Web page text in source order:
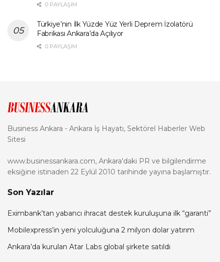
0 PAYLAŞIM
Türkiye’nin İlk Yüzde Yüz Yerli Deprem İzolatörü
Fabrikası Ankara’da Açılıyor
0 PAYLAŞIM
Business Ankara - Ankara İş Hayatı, Sektörel Haberler Web
Sitesi
www.businessankara.com, Ankara'daki PR ve bilgilendirme
eksiğine istinaden 22 Eylül 2010 tarihinde yayına başlamıştır.
Son Yazılar
Eximbank’tan yabancı ihracat destek kuruluşuna ilk “garanti”
Mobilexpress’in yeni yolculuğuna 2 milyon dolar yatırım
Ankara’da kurulan Atar Labs global şirkete satıldı